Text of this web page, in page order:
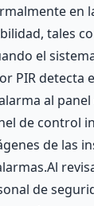
en
tales
el
PIR detecta
al
de control
de las
de